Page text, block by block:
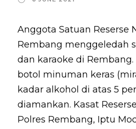
Anggota Satuan Reserse
Rembang menggeledah
dan karaoke di Rembang.
botol minuman keras
kadar alkohol di atas 5
diamankan. Kasat
Polres Rembang, Iptu